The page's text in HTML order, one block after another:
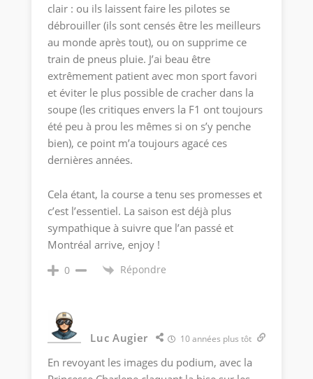
clair : ou ils laissent faire les pilotes se
débrouiller (ils sont censés être les meilleurs
au monde après tout), ou on supprime ce
train de pneus pluie. J’ai beau être
extrêmement patient avec mon sport favori
et éviter le plus possible de cracher dans la
soupe (les critiques envers la F1 ont toujours
été peu à prou les mêmes si on s’y penche
bien), ce point m’a toujours agacé ces
dernières années.
Cela étant, la course a tenu ses promesses et
c’est l’essentiel. La saison est déjà plus
sympathique à suivre que l’an passé et
Montréal arrive, enjoy !
0 Répondre
Luc Augier 10 années plus tôt
En revoyant les images du podium, avec la